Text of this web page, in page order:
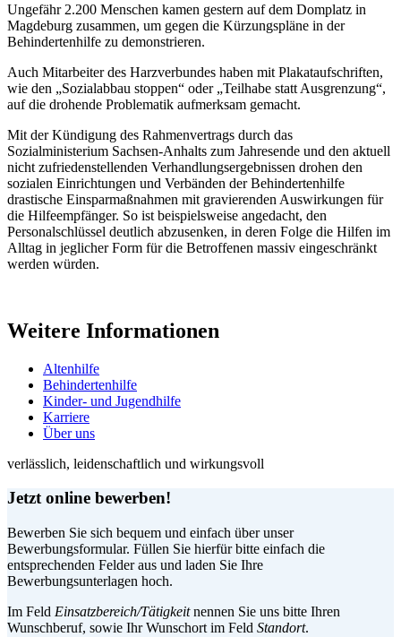
Ungefähr 2.200 Menschen kamen gestern auf dem Domplatz in
Magdeburg zusammen, um gegen die Kürzungspläne in der
Behindertenhilfe zu demonstrieren.
Auch Mitarbeiter des Harzverbundes haben mit Plakataufschriften,
wie den „Sozialabbau stoppen“ oder „Teilhabe statt Ausgrenzung“,
auf die drohende Problematik aufmerksam gemacht.
Mit der Kündigung des Rahmenvertrags durch das
Sozialministerium Sachsen-Anhalts zum Jahresende und den aktuell
nicht zufriedenstellenden Verhandlungsergebnissen drohen den
sozialen Einrichtungen und Verbänden der Behindertenhilfe
drastische Einsparmaßnahmen mit gravierenden Auswirkungen für
die Hilfeempfänger. So ist beispielsweise angedacht, den
Personalschlüssel deutlich abzusenken, in deren Folge die Hilfen im
Alltag in jeglicher Form für die Betroffenen massiv eingeschränkt
werden würden.
Weitere Informationen
Altenhilfe
Behindertenhilfe
Kinder- und Jugendhilfe
Karriere
Über uns
verlässlich, leidenschaftlich und wirkungsvoll
Jetzt online bewerben!
Bewerben Sie sich bequem und einfach über unser
Bewerbungsformular. Füllen Sie hierfür bitte einfach die
entsprechenden Felder aus und laden Sie Ihre
Bewerbungsunterlagen hoch.
Im Feld Einsatzbereich/Tätigkeitnennen Sie uns bitte Ihren
Wunschberuf, sowie Ihr Wunschort im Feld Standort.